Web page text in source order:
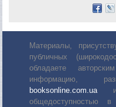
Материалы,
публичных
обладаете
информацию,
booksonline.com.ua и